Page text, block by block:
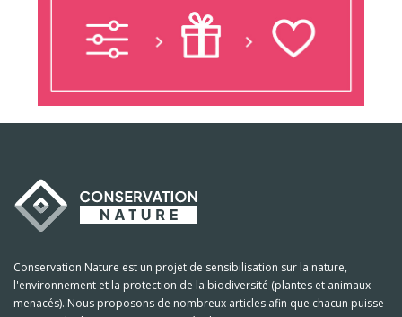
Conservation Nature est un projet de sensibilisation sur la nature,
l'environnement et la protection de la biodiversité (plantes et animaux
menacés). Nous proposons de nombreux articles afin que chacun puisse